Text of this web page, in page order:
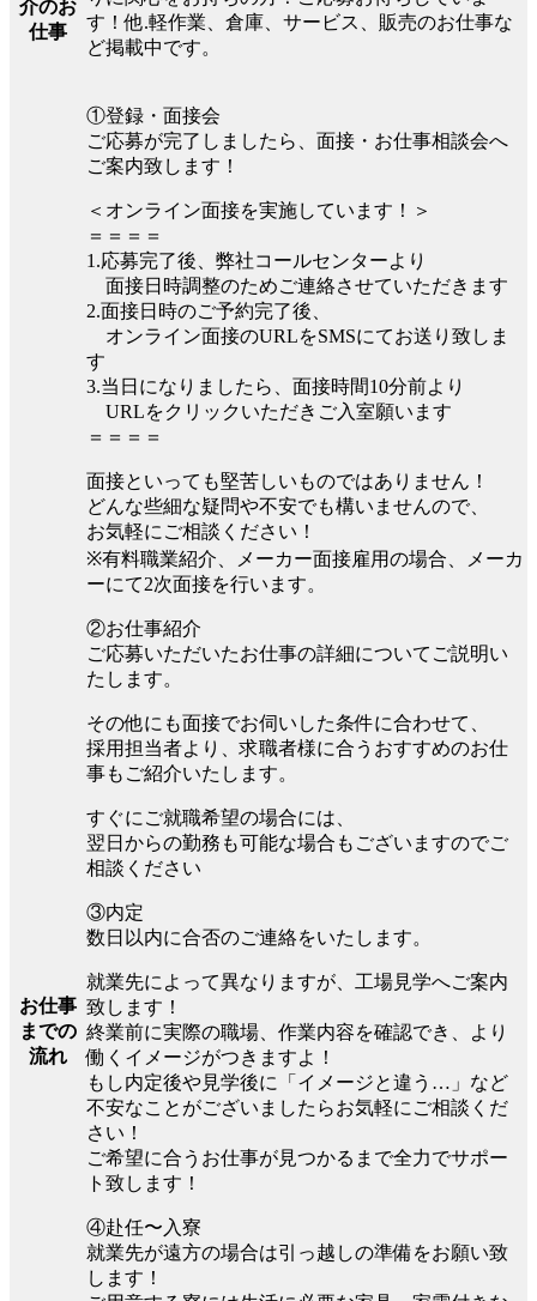
介のお
仕事
す！他.軽作業、倉庫、サービス、販売のお仕事な
ど掲載中です。
お仕事
までの
流れ
①登録・面接会
ご応募が完了しましたら、面接・お仕事相談会へ
ご案内致します！
＜オンライン面接を実施しています！＞
＝＝＝＝
1.応募完了後、弊社コールセンターより
面接日時調整のためご連絡させていただきます
2.面接日時のご予約完了後、
オンライン面接のURLをSMSにてお送り致しま
す
3.当日になりましたら、面接時間10分前より
URLをクリックいただきご入室願います
＝＝＝＝
面接といっても堅苦しいものではありません！
どんな些細な疑問や不安でも構いませんので、
お気軽にご相談ください！
※有料職業紹介、メーカー面接雇用の場合、メーカ
ーにて2次面接を行います。
②お仕事紹介
ご応募いただいたお仕事の詳細についてご説明い
たします。
その他にも面接でお伺いした条件に合わせて、
採用担当者より、求職者様に合うおすすめのお仕
事もご紹介いたします。
すぐにご就職希望の場合には、
翌日からの勤務も可能な場合もございますのでご
相談ください
③内定
数日以内に合否のご連絡をいたします。
就業先によって異なりますが、工場見学へご案内
致します！
終業前に実際の職場、作業内容を確認でき、より
働くイメージがつきますよ！
もし内定後や見学後に「イメージと違う…」など
不安なことがございましたらお気軽にご相談くだ
さい！
ご希望に合うお仕事が見つかるまで全力でサポー
ト致します！
④赴任〜入寮
就業先が遠方の場合は引っ越しの準備をお願い致
します！